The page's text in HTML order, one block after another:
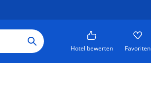
Hotel bewerten Favoriten